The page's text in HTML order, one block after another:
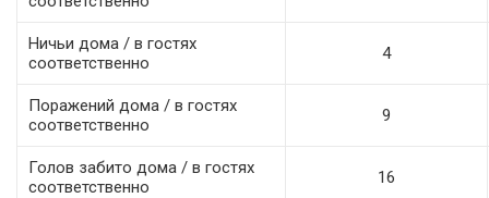
Ничьи дома / в гостях
соответственно
4
Поражений дома / в гостях
соответственно
9
Голов забито дома / в гостях
соответственно
16